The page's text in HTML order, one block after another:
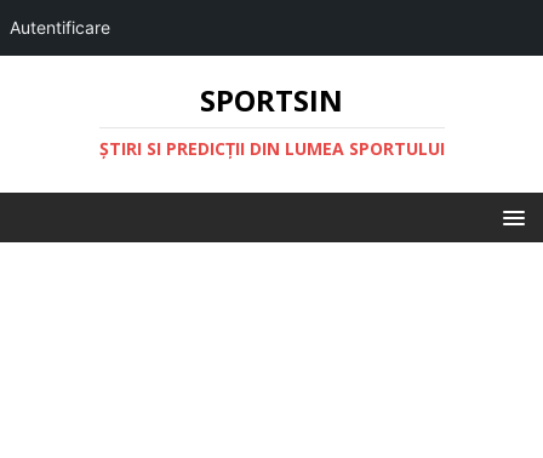
Autentificare
SPORTSIN
ŞTIRI SI PREDICŢII DIN LUMEA SPORTULUI